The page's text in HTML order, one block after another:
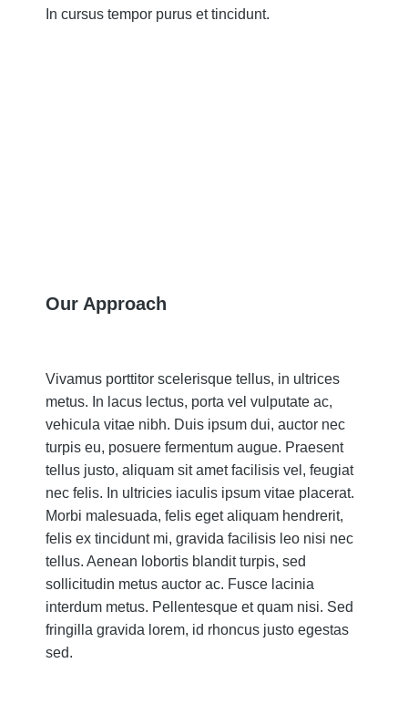
In cursus tempor purus et tincidunt.
Our Approach
Vivamus porttitor scelerisque tellus, in ultrices
metus. In lacus lectus, porta vel vulputate ac,
vehicula vitae nibh. Duis ipsum dui, auctor nec
turpis eu, posuere fermentum augue. Praesent
tellus justo, aliquam sit amet facilisis vel, feugiat
nec felis. In ultricies iaculis ipsum vitae placerat.
Morbi malesuada, felis eget aliquam hendrerit,
felis ex tincidunt mi, gravida facilisis leo nisi nec
tellus. Aenean lobortis blandit turpis, sed
sollicitudin metus auctor ac. Fusce lacinia
interdum metus. Pellentesque et quam nisi. Sed
fringilla gravida lorem, id rhoncus justo egestas
sed.